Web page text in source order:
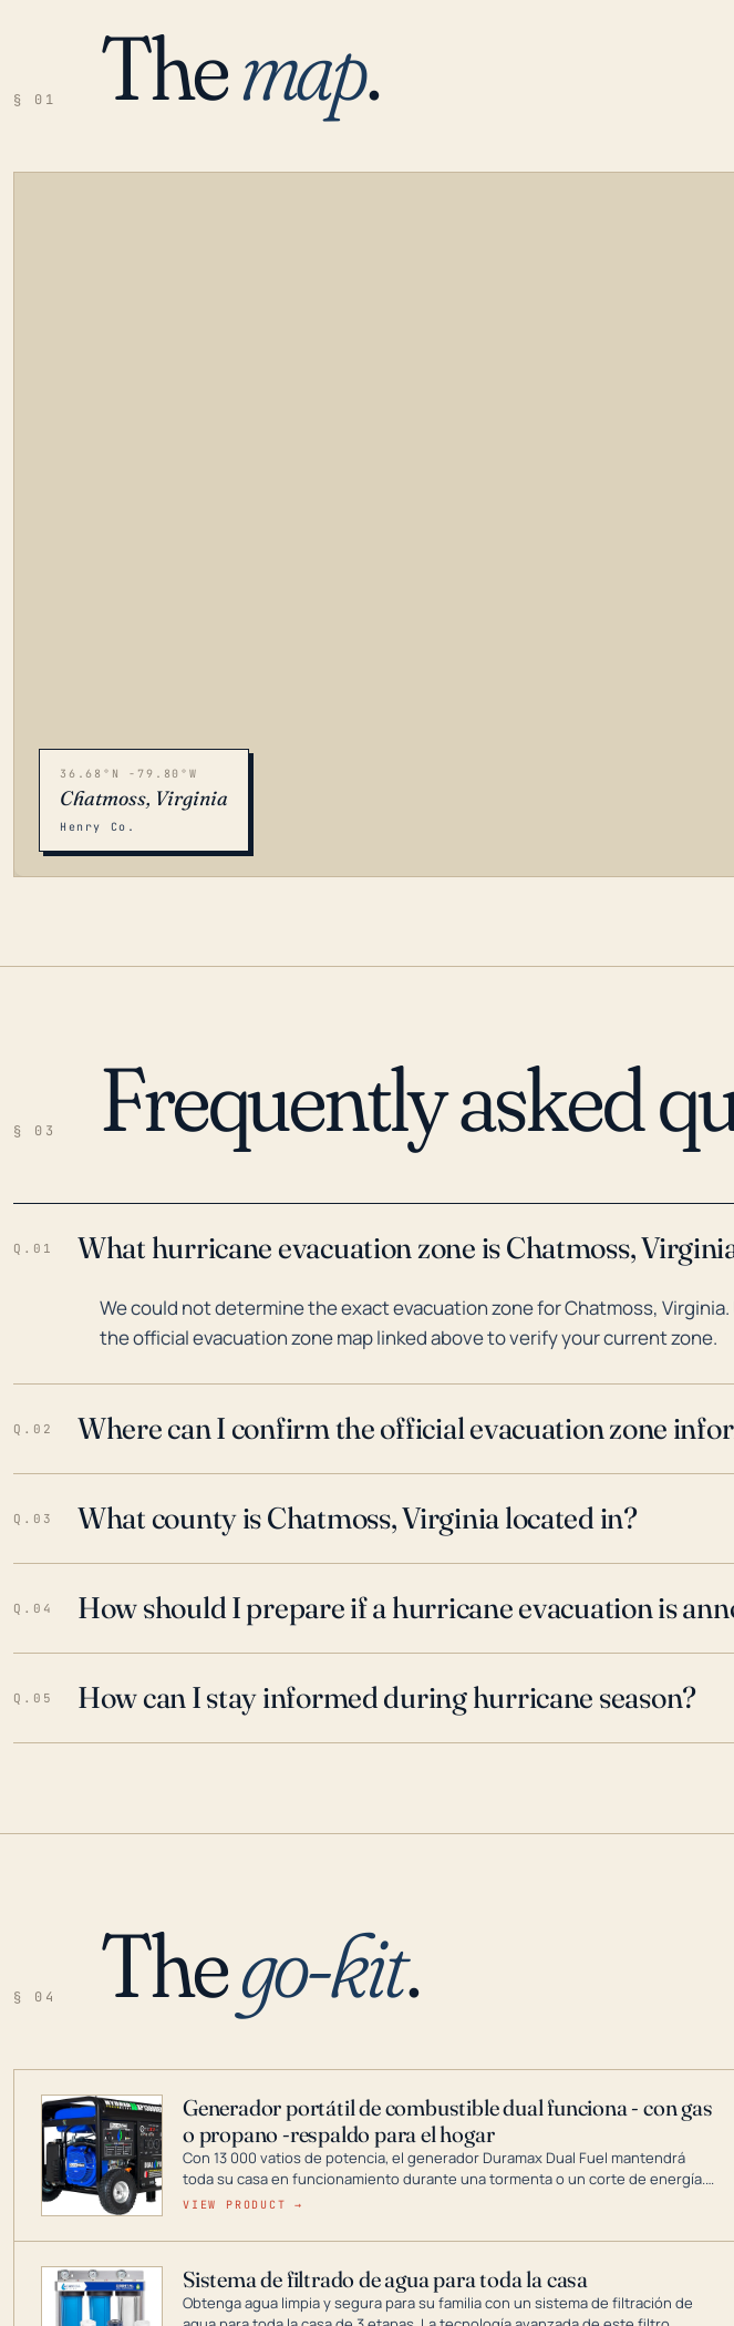
§ 01 Themap.
36.68°N -79.80°W
Chatmoss, Virginia
Henry Co.
§ 03 Frequently asked
Q.01 What hurricane evacuation zone is Chatmoss,
We could not determine the exact evacuation zone for Chatmoss, Virginia.
the official evacuation zone map linked above to verify your current zone.
Q.02 Where can I confirm the official evacuation zone
Q.03 What county is Chatmoss, Virginia located in?
Q.04 How should I prepare if a hurricane evacuation is
Q.05 How can I stay informed during hurricane season?
§ 04 Thego-kit.
Generador portátil de combustible dual funciona - con gas
o propano -respaldo para el hogar
Con 13 000 vatios de potencia, el generador Duramax Dual Fuel mantendrá
toda su casa en funcionamiento durante una tormenta o un corte de energía.
DuroMax es el líder de la industria en tecnología de generadores portátiles de
digitales hasta generadores que pueden alimentar toda su casa.
VIEW PRODUCT →
Sistema de filtrado de agua para toda la casa
Obtenga agua limpia y segura para su familia con un sistema de filtración de